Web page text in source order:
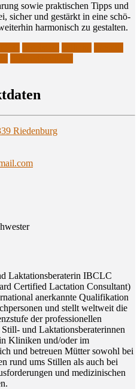
sowie prak­ti­schen Tipps und
sicher und gestärkt in eine schö­
har­mo­nisch zu gestalten.
Riedenburg
Laktationsberaterin IBCLC
Certified Lactation Consultant)
anerkannte Qualifikation
und stellt weltweit die
der professionellen
und Laktationsberaterinnen
Kliniken und/oder im
und betreuen Mütter sowohl bei
rund ums Stillen als auch bei
und medizinischen